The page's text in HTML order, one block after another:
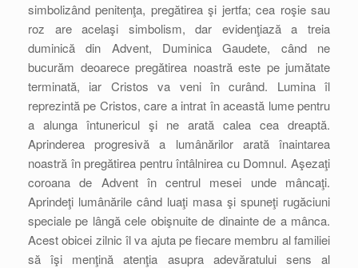
simbolizând penitenţa, pregătirea şi jertfa; cea roşie sau
roz are acelaşi simbolism, dar evidenţiază a treia
duminică din Advent, Duminica Gaudete, când ne
bucurăm deoarece pregătirea noastră este pe jumătate
terminată, iar Cristos va veni în curând. Lumina îl
reprezintă pe Cristos, care a intrat în această lume pentru
a alunga întunericul şi ne arată calea cea dreaptă.
Aprinderea progresivă a lumânărilor arată înaintarea
noastră în pregătirea pentru întâlnirea cu Domnul. Aşezaţi
coroana de Advent în centrul mesei unde mâncaţi.
Aprindeţi lumânările când luaţi masa şi spuneţi rugăciuni
speciale pe lângă cele obişnuite de dinainte de a mânca.
Acest obicei zilnic îl va ajuta pe fiecare membru al familiei
să îşi menţină atenţia asupra adevăratului sens al